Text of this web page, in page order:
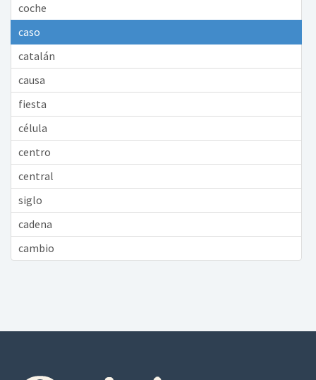
coche
caso
catalán
causa
fiesta
célula
centro
central
siglo
cadena
cambio